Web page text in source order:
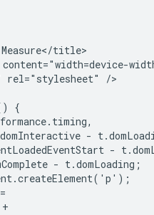
title>
rel="stylesheet" />
{
-
-
- t.domLoading;